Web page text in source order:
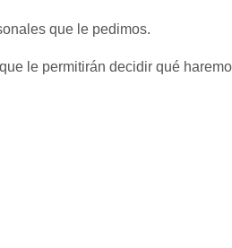
que le pedimos.
le permitirán decidir qué